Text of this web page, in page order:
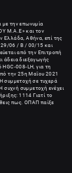
με την επωνυμία
Μ.Α.Ε» και τον
Ελλάδα, Αθήνα, επί της
06 / B / 00/15 και
από την Επιτροπή
άδεια διεξαγωγής
008-LH, για τη
την 25η Μαΐου 2021
συμμετοχή σε τυχερά
συχνή συμμετοχή ενέχει
1114 Γιατί το
πως. ΟΠΑΠ παίξε